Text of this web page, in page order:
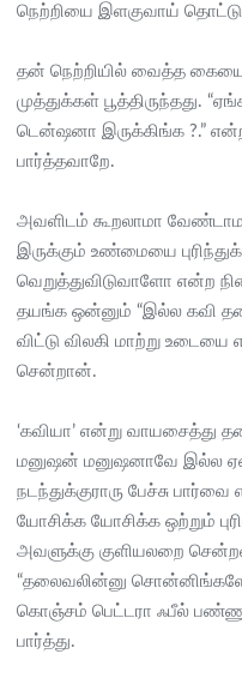
நெற்றியை இளகுவாய்
தன் நெற்றியில் வைத்த
முத்துக்கள் பூத்திருந்தது.
டென்ஷனா இருக்கிங்க ?.”
பார்த்தவாறே.
அவளிடம் கூறலாமா
இருக்கும் உண்மையை
வெறுத்துவிடுவாளோ என்ற
தயங்க ஒன்னும் “இல்ல கவி
விட்டு விலகி மாற்று
சென்றான்.
‘கவியா’ என்று வாயசைத்து
மனுஷன் மனுஷனாவே இல்ல ஏன்
நடந்துக்குராரு பேச்சு
யோசிக்க யோசிக்க ஒற்றும்
அவளுக்கு குளியலறை
“தலைவலின்னு சொன்னிங்களே
கொஞ்சம் பெட்டரா ஃபீல்
பார்த்து.